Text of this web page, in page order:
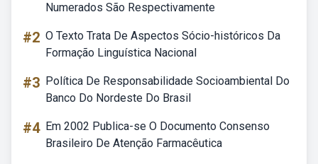
Numerados São Respectivamente
#2 O Texto Trata De Aspectos Sócio-históricos Da
Formação Linguística Nacional
#3 Política De Responsabilidade Socioambiental Do
Banco Do Nordeste Do Brasil
#4 Em 2002 Publica-se O Documento Consenso
Brasileiro De Atenção Farmacêutica